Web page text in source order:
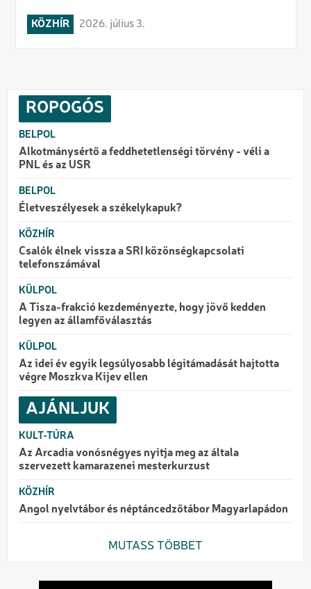
KÖZHÍR 2026. július 3.
ROPOGÓS
BELPOL
Alkotmánysértő a feddhetetlenségi törvény - véli a
PNL és az USR
BELPOL
Életveszélyesek a székelykapuk?
KÖZHÍR
Csalók élnek vissza a SRI közönségkapcsolati
telefonszámával
KÜLPOL
A Tisza-frakció kezdeményezte, hogy jövő kedden
legyen az államfőválasztás
KÜLPOL
Az idei év egyik legsúlyosabb légitámadását hajtotta
végre Moszkva Kijev ellen
AJÁNLJUK
KULT-TÚRA
Az Arcadia vonósnégyes nyitja meg az általa
szervezett kamarazenei mesterkurzust
KÖZHÍR
Angol nyelvtábor és néptáncedzőtábor Magyarlapádon
MUTASS TÖBBET